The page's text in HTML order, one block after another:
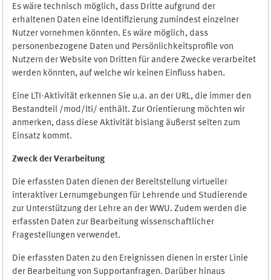
Es wäre technisch möglich, dass Dritte aufgrund der
erhaltenen Daten eine Identifizierung zumindest einzelner
Nutzer vornehmen könnten. Es wäre möglich, dass
personenbezogene Daten und Persönlichkeitsprofile von
Nutzern der Website von Dritten für andere Zwecke verarbeitet
werden könnten, auf welche wir keinen Einfluss haben.
Eine LTI-Aktivität erkennen Sie u.a. an der URL, die immer den
Bestandteil /mod/lti/ enthält. Zur Orientierung möchten wir
anmerken, dass diese Aktivität bislang äußerst selten zum
Einsatz kommt.
Zweck der Verarbeitung
Die erfassten Daten dienen der Bereitstellung virtueller
interaktiver Lernumgebungen für Lehrende und Studierende
zur Unterstützung der Lehre an der WWU. Zudem werden die
erfassten Daten zur Bearbeitung wissenschaftlicher
Fragestellungen verwendet.
Die erfassten Daten zu den Ereignissen dienen in erster Linie
der Bearbeitung von Supportanfragen. Darüber hinaus